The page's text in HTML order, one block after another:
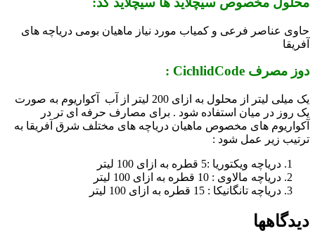
حاوی عناصر فرعی و کمیاب مورد نیاز ماهیان بومی دریاچه های
آفریقا
دوز مصرف CichlidCode :
یک میلی لیتر از محلول به ازای 200 لیتر از آب آکواریوم به صورت
یک روز در میان استفاده شود . برای مصارف حرفه ای تر در
آکواریوم های مخصوص ماهیان دریاچه های مختلف شرق آفریقا به
ترتیب زیر عمل شود :
دریاچه ویکتوریا :5 قطره به ازای 100 لیتر
دریاچه مالاوی : 10 قطره به ازای 100 لیتر
دریاچه تانگانیکا : 15 قطره به ازای 100 لیتر
دیدگاهها